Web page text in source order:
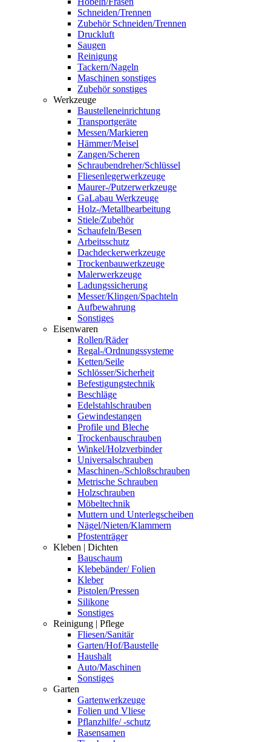
Schneiden/Trennen
Zubehör Schneiden/Trennen
Druckluft
Saugen
Reinigung
Tackern/Nageln
Maschinen sonstiges
Zubehör sonstiges
Werkzeuge
Baustelleneinrichtung
Transportgeräte
Messen/Markieren
Hämmer/Meisel
Zangen/Scheren
Schraubendreher/Schlüssel
Fliesenlegerwerkzeuge
Maurer-/Putzerwerkzeuge
GaLabau Werkzeuge
Holz-/Metallbearbeitung
Stiele/Zubehör
Schaufeln/Besen
Arbeitsschutz
Dachdeckerwerkzeuge
Trockenbauwerkzeuge
Malerwerkzeuge
Ladungssicherung
Messer/Klingen/Spachteln
Aufbewahrung
Sonstiges
Eisenwaren
Rollen/Räder
Regal-/Ordnungssysteme
Ketten/Seile
Schlösser/Sicherheit
Befestigungstechnik
Beschläge
Edelstahlschrauben
Gewindestangen
Profile und Bleche
Trockenbauschrauben
Winkel/Holzverbinder
Universalschrauben
Maschinen-/Schloßschrauben
Metrische Schrauben
Holzschrauben
Möbeltechnik
Muttern und Unterlegscheiben
Nägel/Nieten/Klammern
Pfostenträger
Kleben | Dichten
Bauschaum
Klebebänder/ Folien
Kleber
Pistolen/Pressen
Silikone
Sonstiges
Reinigung | Pflege
Fliesen/Sanitär
Garten/Hof/Baustelle
Haushalt
Auto/Maschinen
Sonstiges
Garten
Gartenwerkzeuge
Folien und Vliese
Pflanzhilfe/ -schutz
Rasensamen